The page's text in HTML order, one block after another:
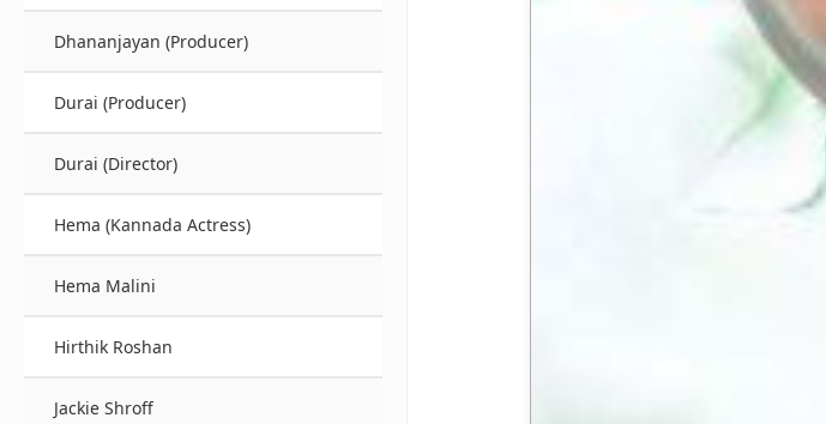
Dhananjayan (Producer)
Durai (Producer)
Durai (Director)
Hema (Kannada Actress)
Hema Malini
Hirthik Roshan
Jackie Shroff